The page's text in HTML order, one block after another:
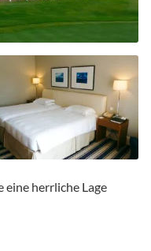
eine herrliche Lage